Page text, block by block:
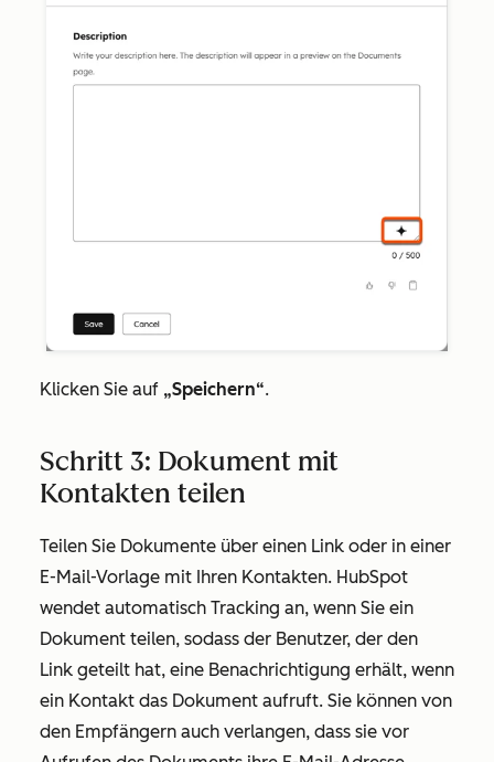
Klicken Sie auf „Speichern“.
Schritt 3: Dokument mit
Kontakten teilen
Teilen Sie Dokumente über einen Link oder in einer
E-Mail-Vorlage mit Ihren Kontakten. HubSpot
wendet automatisch Tracking an, wenn Sie ein
Dokument teilen, sodass der Benutzer, der den
Link geteilt hat, eine Benachrichtigung erhält, wenn
ein Kontakt das Dokument aufruft. Sie können von
den Empfängern auch verlangen, dass sie vor